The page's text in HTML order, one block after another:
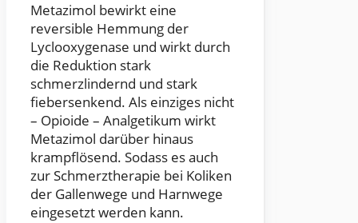
Metazimol bewirkt eine
reversible Hemmung der
Lyclooxygenase und wirkt durch
die Reduktion stark
schmerzlindernd und stark
fiebersenkend. Als einziges nicht
– Opioide – Analgetikum wirkt
Metazimol darüber hinaus
krampflösend. Sodass es auch
zur Schmerztherapie bei Koliken
der Gallenwege und Harnwege
eingesetzt werden kann.